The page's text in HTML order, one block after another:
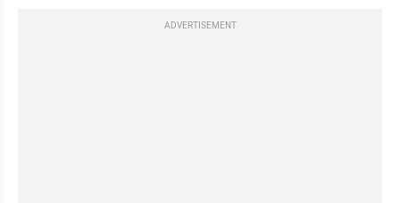
ADVERTISEMENT